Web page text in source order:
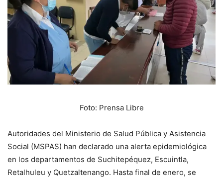
Foto: Prensa Libre
Autoridades del Ministerio de Salud Pública y Asistencia
Social (MSPAS) han declarado una alerta epidemiológica
en los departamentos de Suchitepéquez, Escuintla,
Retalhuleu y Quetzaltenango. Hasta final de enero, se